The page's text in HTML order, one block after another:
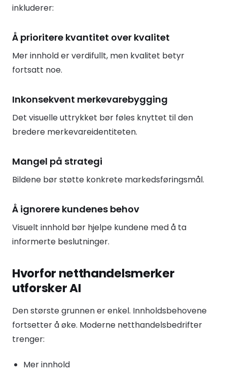
inkluderer:
Å prioritere kvantitet over kvalitet
Mer innhold er verdifullt, men kvalitet betyr
fortsatt noe.
Inkonsekvent merkevarebygging
Det visuelle uttrykket bør føles knyttet til den
bredere merkevareidentiteten.
Mangel på strategi
Bildene bør støtte konkrete markedsføringsmål.
Å ignorere kundenes behov
Visuelt innhold bør hjelpe kundene med å ta
informerte beslutninger.
Hvorfor netthandelsmerker
utforsker AI
Den største grunnen er enkel. Innholdsbehovene
fortsetter å øke. Moderne netthandelsbedrifter
trenger:
Mer innhold